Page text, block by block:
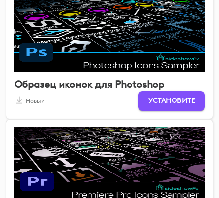
Образец иконок для Photoshop
Новый УСТАНОВИТЕ